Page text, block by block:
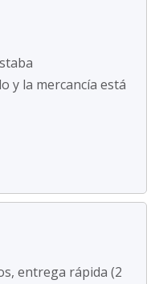
y la mercancía está
entrega rápida (2